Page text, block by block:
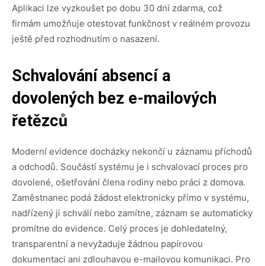
Aplikaci lze vyzkoušet po dobu 30 dní zdarma, což
firmám umožňuje otestovat funkčnost v reálném provozu
ještě před rozhodnutím o nasazení.
Schvalování absencí a
dovolených bez e-mailových
řetězců
Moderní evidence docházky nekončí u záznamu příchodů
a odchodů. Součástí systému je i schvalovací proces pro
dovolené, ošetřování člena rodiny nebo práci z domova.
Zaměstnanec podá žádost elektronicky přímo v systému,
nadřízený ji schválí nebo zamítne, záznam se automaticky
promítne do evidence. Celý proces je dohledatelný,
transparentní a nevyžaduje žádnou papírovou
dokumentaci ani zdlouhavou e-mailovou komunikaci. Pro